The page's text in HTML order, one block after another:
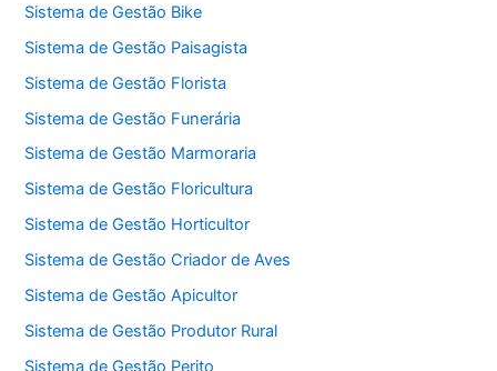
Sistema de Gestão Bike
Sistema de Gestão Paisagista
Sistema de Gestão Florista
Sistema de Gestão Funerária
Sistema de Gestão Marmoraria
Sistema de Gestão Floricultura
Sistema de Gestão Horticultor
Sistema de Gestão Criador de Aves
Sistema de Gestão Apicultor
Sistema de Gestão Produtor Rural
Sistema de Gestão Perito